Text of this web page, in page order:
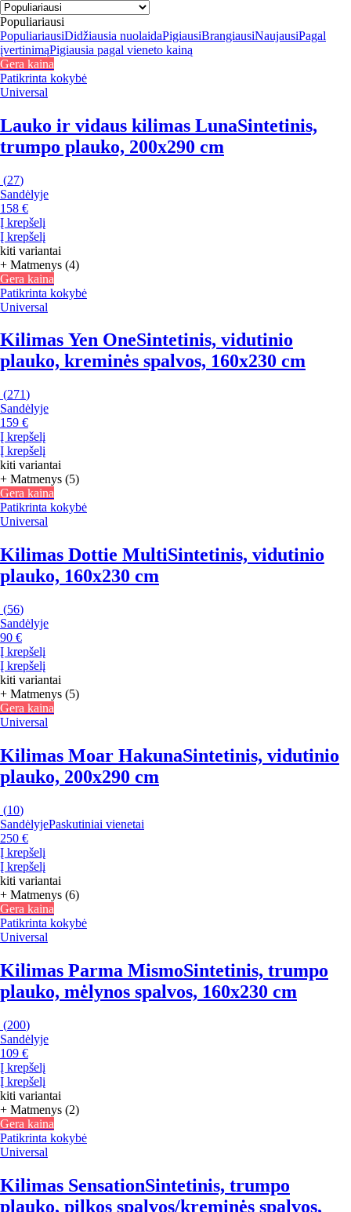
Populiariausi
PopuliariausiDidžiausia nuolaidaPigiausiBrangiausiNaujausiPagal
įvertinimąPigiausia pagal vieneto kainą
Gera kaina
Patikrinta kokybė
Universal
Lauko ir vidaus kilimas LunaSintetinis,
trumpo plauko, 200x290 cm
(27)
Sandėlyje
158 €
Į krepšelį
Į krepšelį
kiti variantai
+ Matmenys (4)
Gera kaina
Patikrinta kokybė
Universal
Kilimas Yen OneSintetinis, vidutinio
plauko, kreminės spalvos, 160x230 cm
(271)
Sandėlyje
159 €
Į krepšelį
Į krepšelį
kiti variantai
+ Matmenys (5)
Gera kaina
Patikrinta kokybė
Universal
Kilimas Dottie MultiSintetinis, vidutinio
plauko, 160x230 cm
(56)
Sandėlyje
90 €
Į krepšelį
Į krepšelį
kiti variantai
+ Matmenys (5)
Gera kaina
Universal
Kilimas Moar HakunaSintetinis, vidutinio
plauko, 200x290 cm
(10)
SandėlyjePaskutiniai vienetai
250 €
Į krepšelį
Į krepšelį
kiti variantai
+ Matmenys (6)
Gera kaina
Patikrinta kokybė
Universal
Kilimas Parma MismoSintetinis, trumpo
plauko, mėlynos spalvos, 160x230 cm
(200)
Sandėlyje
109 €
Į krepšelį
Į krepšelį
kiti variantai
+ Matmenys (2)
Gera kaina
Patikrinta kokybė
Universal
Kilimas SensationSintetinis, trumpo
plauko, pilkos spalvos/kreminės spalvos,